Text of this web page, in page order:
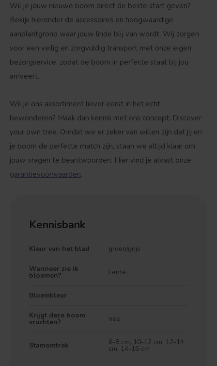
Wil je jouw nieuwe boom direct de beste start geven?
Bekijk hieronder de accessoires en hoogwaardige
aanplantgrond waar jouw linde blij van wordt. Wij zorgen
voor een veilig en zorgvuldig transport met onze eigen
bezorgservice, zodat de boom in perfecte staat bij jou
arriveert.
Wil je ons assortiment liever eerst in het echt
bewonderen? Maak dan kennis met ons concept: Discover
your own tree. Omdat we er zeker van willen zijn dat jij en
je boom de perfecte match zijn, staan we altijd klaar om
jouw vragen te beantwoorden. Hier vind je alvast onze
garantievoorwaarden.
Kennisbank
Kleur van het blad groen/grijs
Wanneer zie ik
bloemen? Lente
Bloemkleur
Krijgt deze boom
vruchten? nee
Stamomtrek 6-8 cm, 10-12 cm, 12-14
cm, 14-16 cm